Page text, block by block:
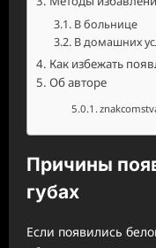
В больнице
В домашних
Как избежать
Об авторе
Причины
губах
Если появились